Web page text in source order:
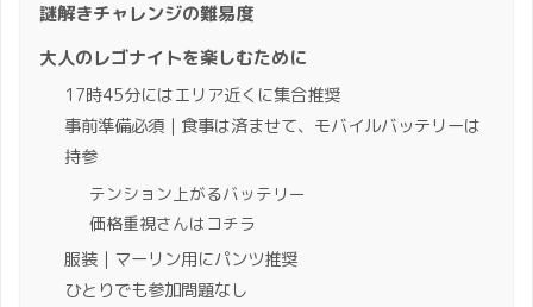
謎解きチャレンジの難易度
大人のレゴナイトを楽しむために
17時45分にはエリア近くに集合推奨
事前準備必須｜食事は済ませて、モバイルバッテリーは
持参
テンション上がるバッテリー
価格重視さんはコチラ
服装｜マーリン用にパンツ推奨
ひとりでも参加問題なし